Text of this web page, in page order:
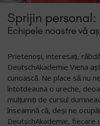
Sprijin personal:
Echipele noastre vă
Prietenoși, interesați,
DeutschAkademie Viena
cunoască. Ne place să nu
întotdeauna o ureche,
mulțumiți de cursul
înseamnă că, deși ne
DeutschAkademie, fiecare